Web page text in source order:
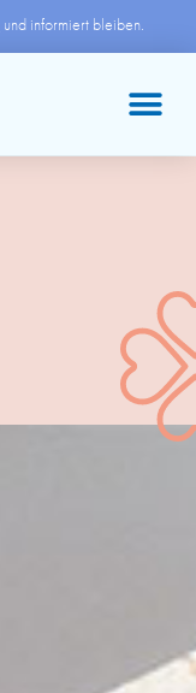
und informiert bleiben.